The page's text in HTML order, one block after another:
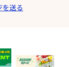
送る